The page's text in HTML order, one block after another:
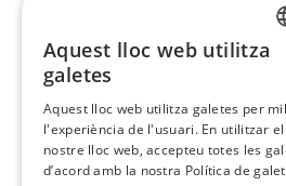
Aquest lloc web utilitza
galetes
Aquest lloc web utilitza galetes per
l'experiència de l'usuari. En utilitzar el
nostre lloc web, accepteu totes les
d’acord amb la nostra Política de